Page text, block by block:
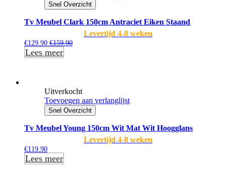
Snel Overzicht
Tv Meubel Clark 150cm Antraciet Eiken Staand
Levertijd 4-8 weken
€129.90 €159.90
Lees meer
Uitverkocht
Toevoegen aan verlanglijst
Snel Overzicht
Tv Meubel Young 150cm Wit Mat Wit Hoogglans
Levertijd 4-8 weken
€119.90
Lees meer